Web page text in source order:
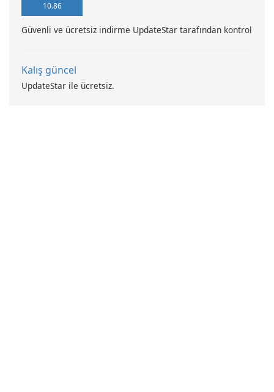
10.86
Güvenli ve ücretsiz indirme UpdateStar tarafından kontrol
Kalış güncel
UpdateStar ile ücretsiz.